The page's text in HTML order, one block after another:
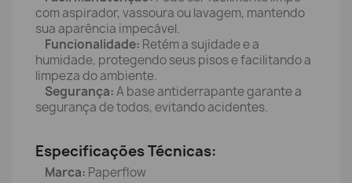
com aspirador, vassoura ou lavagem, mantendo
sua aparência impecável.
Funcionalidade: Retém a sujidade e a
humidade, protegendo seus pisos e facilitando a
limpeza do ambiente.
Segurança:A base antiderrapante garante a
segurança de todos, evitando acidentes.
Especificações Técnicas:
Marca: Paperflow